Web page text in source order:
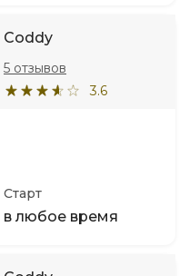
Coddy
3.6
5 отзывов
Старт
в любое время